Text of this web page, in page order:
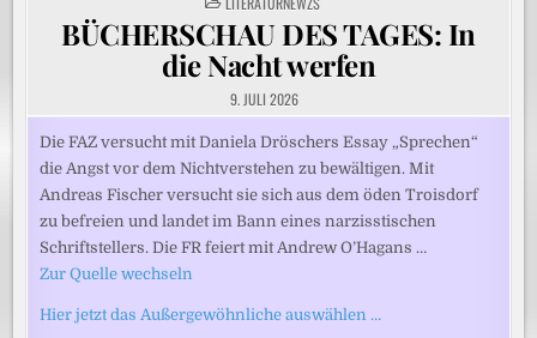
IN
BÜCHERSCHAU DES TAGES: In
die Nacht werfen
9. JULI 2026
Die FAZ versucht mit Daniela Dröschers Essay „Sprechen“
die Angst vor dem Nichtverstehen zu bewältigen. Mit
Andreas Fischer versucht sie sich aus dem öden Troisdorf
zu befreien und landet im Bann eines narzisstischen
Schriftstellers. Die FR feiert mit Andrew O’Hagans …
Zur Quelle wechseln
Hier jetzt das Außergewöhnliche auswählen …